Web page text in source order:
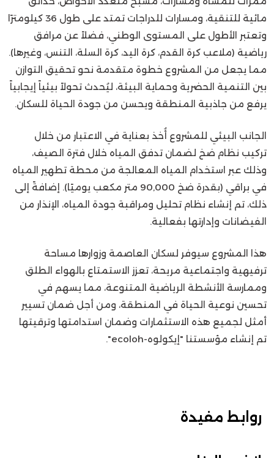
مائية للتنقية، ومسارات للدراجات تمتد على طول 36 كيلومترًا
وتعتبر الأطول على المستوى الوطني، فضلاً عن مرافق
رياضية (ملاعب كرة القدم، كرة اليد، كرة السلة، التنس، وغيرها).
مما يجعل من المشروع خطوة متقدمة نحو تحقيق التوازن
بين التنمية الحضرية وحماية البيئة، ليُحدث تحولاً بيئياً إيجابياً
يرفع من جاذبية المنطقة ويحسن من جودة الحياة للسكان.
الجانب البيئي للمشروع أُخذ بعناية في الاعتبار من خلال
تركيب نظام ضخ لضمان تدفق المياه خلال فترة الصيف،
وذلك عبر استخدام المياه المعالجة من محطة تطهير المياه
في براقي (بقدرة ضخ 90,000 متر مكعب يوميًا). إضافةً إلى
ذلك، تم إنشاء نظام تحليل ومراقبة جودة المياه، الإنذار من
الفيضانات وإدارتها بفعالية.
هذا المشروع سيوفر لسكان العاصمة وزوارها مساحة
ترفيهية واجتماعية مريحة، تعزز الاستمتاع بالهواء الطلق
وممارسة الأنشطة الرياضية المتنوعة، مما يسهم في
تحسين نوعية الحياة في المنطقة، ومن أجل ضمان تسيير
أمثل لجميع هذه الاستثمارات وضمان استدامتها وترقيتها
تم إنشاء مؤسستنا "إيكولوه-ecoloh".
روابط مفيدة